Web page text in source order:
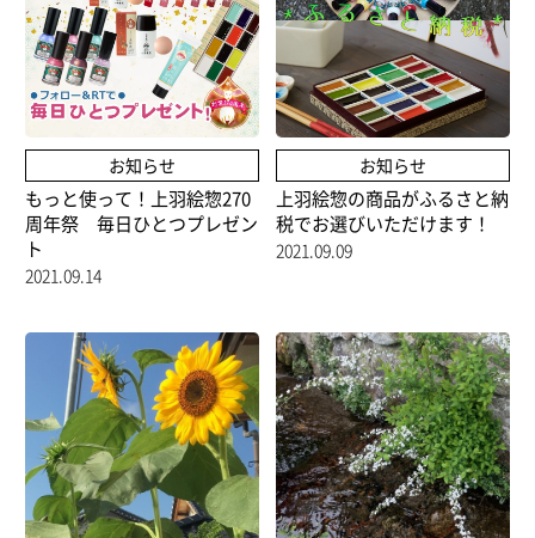
お知らせ
もっと使って！上羽絵惣270
周年祭 毎日ひとつプレゼン
ト
2021.09.14
お知らせ
上羽絵惣の商品がふるさと納
税でお選びいただけます！
2021.09.09